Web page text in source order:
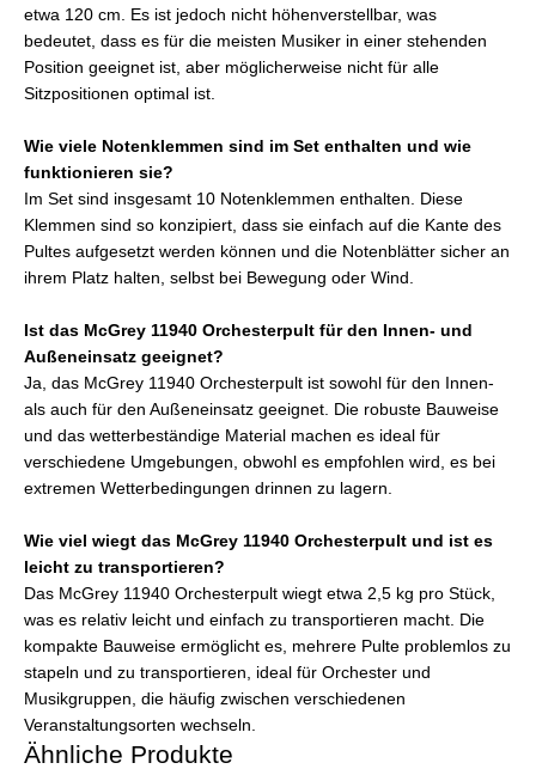
etwa 120 cm. Es ist jedoch nicht höhenverstellbar, was
bedeutet, dass es für die meisten Musiker in einer stehenden
Position geeignet ist, aber möglicherweise nicht für alle
Sitzpositionen optimal ist.
Wie viele Notenklemmen sind im Set enthalten und wie
funktionieren sie?
Im Set sind insgesamt 10 Notenklemmen enthalten. Diese
Klemmen sind so konzipiert, dass sie einfach auf die Kante des
Pultes aufgesetzt werden können und die Notenblätter sicher an
ihrem Platz halten, selbst bei Bewegung oder Wind.
Ist das McGrey 11940 Orchesterpult für den Innen- und
Außeneinsatz geeignet?
Ja, das McGrey 11940 Orchesterpult ist sowohl für den Innen-
als auch für den Außeneinsatz geeignet. Die robuste Bauweise
und das wetterbeständige Material machen es ideal für
verschiedene Umgebungen, obwohl es empfohlen wird, es bei
extremen Wetterbedingungen drinnen zu lagern.
Wie viel wiegt das McGrey 11940 Orchesterpult und ist es
leicht zu transportieren?
Das McGrey 11940 Orchesterpult wiegt etwa 2,5 kg pro Stück,
was es relativ leicht und einfach zu transportieren macht. Die
kompakte Bauweise ermöglicht es, mehrere Pulte problemlos zu
stapeln und zu transportieren, ideal für Orchester und
Musikgruppen, die häufig zwischen verschiedenen
Veranstaltungsorten wechseln.
Ähnliche Produkte